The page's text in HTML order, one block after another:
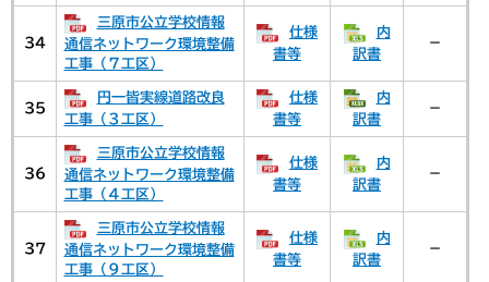
34
三原市公立学校情報
通信ネットワーク環境整備
工事（７工区）
仕様
書等
内
訳書
－
35
円一皆実線道路改良
工事（３工区）
仕様
書等
内
訳書
－
36
三原市公立学校情報
通信ネットワーク環境整備
工事（４工区）
仕様
書等
内
訳書
－
37
三原市公立学校情報
通信ネットワーク環境整備
工事（９工区）
仕様
書等
内
訳書
－